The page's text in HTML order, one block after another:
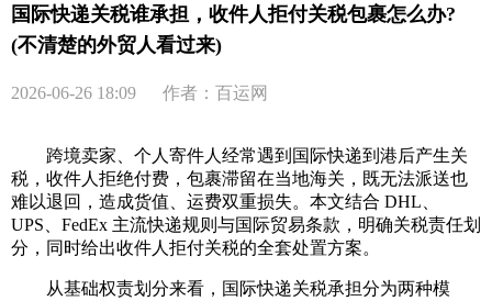
取消
国际快递关税谁承担，收件人拒付关税包裹怎么办?
(不清楚的外贸人看过来)
2026-06-26 18:09 作者：百运网
跨境卖家、个人寄件人经常遇到国际快递到港后产生关
税，收件人拒绝付费，包裹滞留在当地海关，既无法派送也
难以退回，造成货值、运费双重损失。本文结合 DHL、
UPS、FedEx 主流快递规则与国际贸易条款，明确关税责任划
分，同时给出收件人拒付关税的全套处置方案。
从基础权责划分来看，国际快递关税承担分为两种模